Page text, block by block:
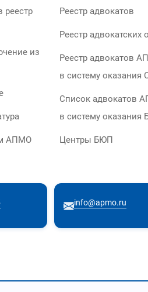
реестр
из
АПМО
Реестр адвокатов
Реестр адвокатских
Реестр адвокатов
в систему оказания
Список адвокатов
в систему оказания
Центры БЮП
info@apmo.ru